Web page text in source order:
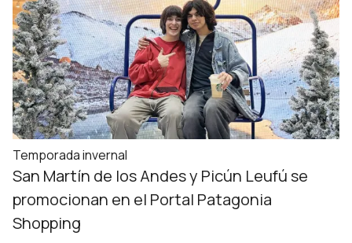
Temporada invernal
San Martín de los Andes y Picún Leufú se
promocionan en el Portal Patagonia
Shopping